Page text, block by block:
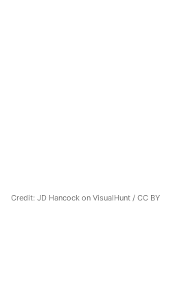
Credit: JD Hancock on VisualHunt / CC BY